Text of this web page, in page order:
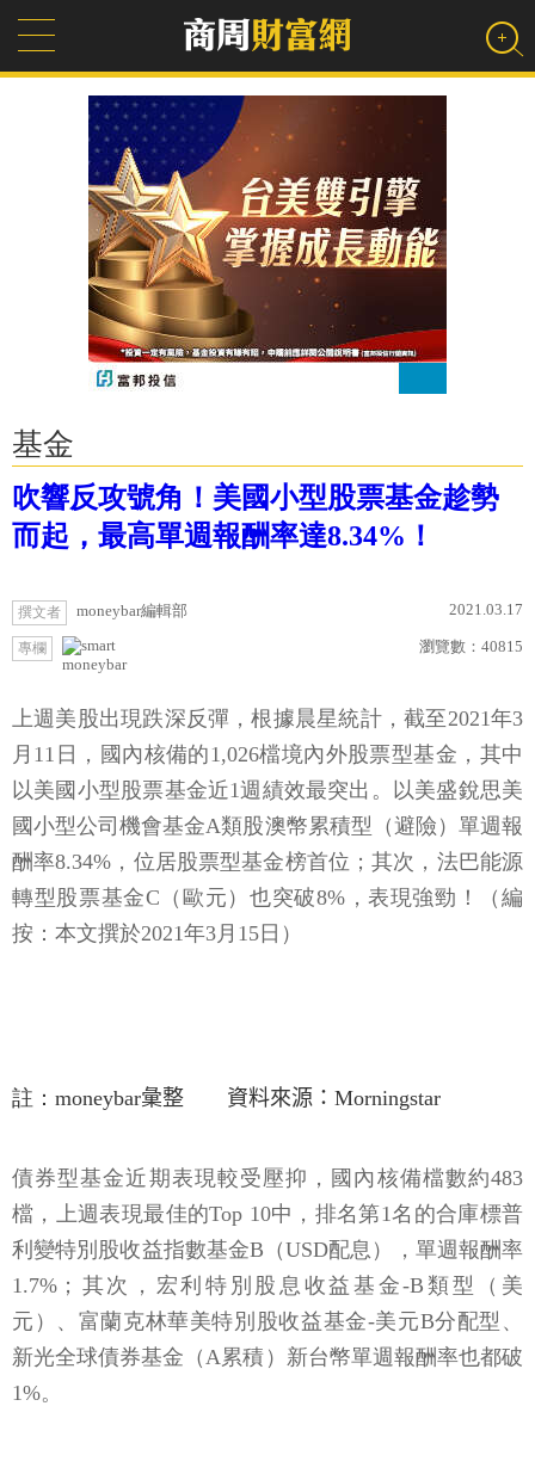
基金
吹響反攻號角！美國小型股票基金趁勢
而起，最高單週報酬率達8.34%！
撰文者 moneybar編輯部 2021.03.17
專欄
moneybar
瀏覽數： 40815
上週美股出現跌深反彈，根據晨星統計，截至2021年3
月11日，國內核備的1,026檔境內外股票型基金，其中
以美國小型股票基金近1週績效最突出。以美盛銳思美
國小型公司機會基金A類股澳幣累積型（避險）單週報
酬率8.34%，位居股票型基金榜首位；其次，法巴能源
轉型股票基金C（歐元）也突破8%，表現強勁！（編
按：本文撰於2021年3月15日）
註：moneybar𢑥整 資料來源：Morningstar
債券型基金近期表現較受壓抑，國內核備檔數約483
檔，上週表現最佳的Top 10中，排名第1名的合庫標普
利變特別股收益指數基金B（USD配息），單週報酬率
1.7%；其次，宏利特別股息收益基金-B類型（美
元）、富蘭克林華美特別股收益基金-美元B分配型、
新光全球債券基金（A累積）新台幣單週報酬率也都破
1%。